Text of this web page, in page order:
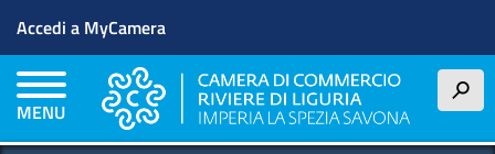
contenuto
principale
Menu profilo utente
Accedi a MyCamera
MENU
h